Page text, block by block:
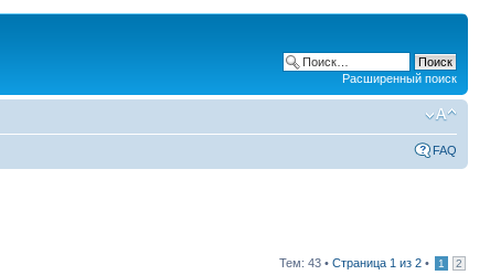
Расширенный поиск
FAQ
Тем: 43 • Страница 1 из 2 • 1 2